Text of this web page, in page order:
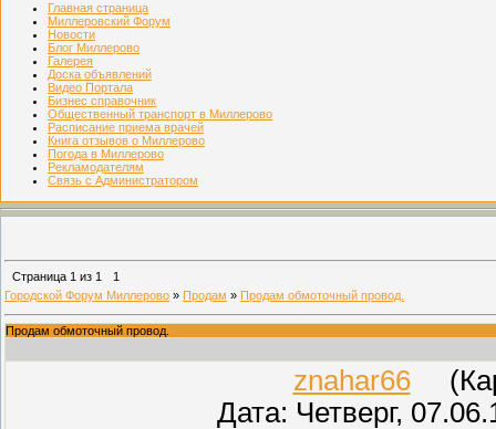
Главная страница
Миллеровский Форум
Новости
Блог Миллерово
Галерея
Доска объявлений
Видео Портала
Бизнес справочник
Общественный транспорт в Миллерово
Расписание приема врачей
Книга отзывов о Миллерово
Погода в Миллерово
Рекламодателям
Связь с Администратором
Страница 1 из 1
1
Городской Форум Миллерово » Продам » Продам обмоточный провод.
Продам обмоточный провод.
znahar66
Дата: Четверг,